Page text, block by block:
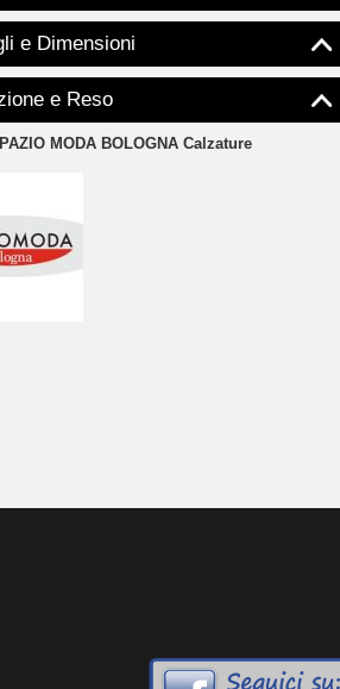
e Dimensioni
e Reso
MODA BOLOGNA Calzature